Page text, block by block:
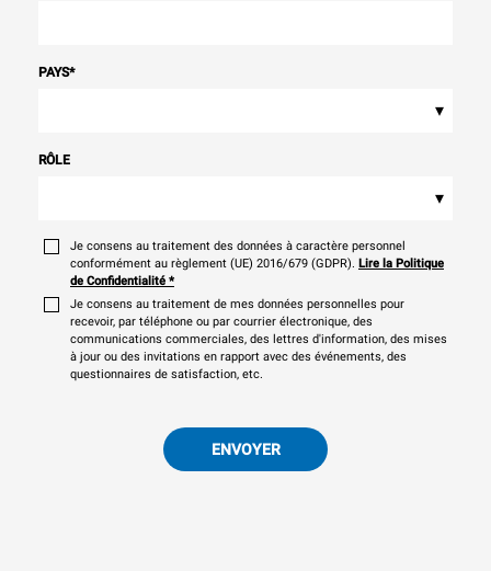
PAYS*
▾
RÔLE
▾
Je consens au traitement des données à caractère personnel
conformément au règlement (UE) 2016/679 (GDPR). Lire la Politique
de Confidentialité *
Je consens au traitement de mes données personnelles pour
recevoir, par téléphone ou par courrier électronique, des
communications commerciales, des lettres d'information, des mises
à jour ou des invitations en rapport avec des événements, des
questionnaires de satisfaction, etc.
ENVOYER